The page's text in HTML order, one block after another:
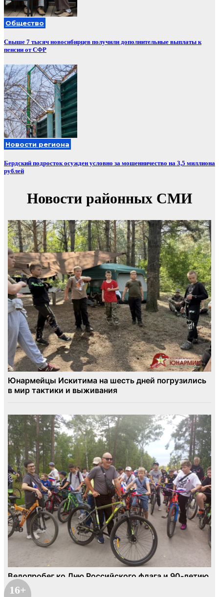
Общество
Свыше 7 тысяч новосибирцев получили дополнительные выплаты к
пенсии от СФР
Новости региона
Бердский подросток осужден условно за мошенничество на 3,5 миллиона
рублей
16+